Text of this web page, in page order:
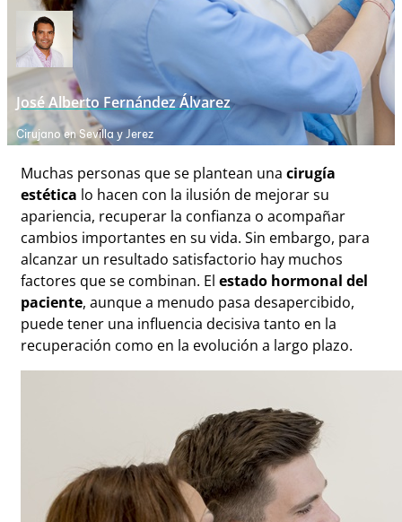
José Alberto Fernández Álvarez
Cirujano en Sevilla y Jerez
Muchas personas que se plantean una cirugía
estética lo hacen con la ilusión de mejorar su
apariencia, recuperar la confianza o acompañar
cambios importantes en su vida. Sin embargo, para
alcanzar un resultado satisfactorio hay muchos
factores que se combinan. El estado hormonal del
paciente, aunque a menudo pasa desapercibido,
puede tener una influencia decisiva tanto en la
recuperación como en la evolución a largo plazo.